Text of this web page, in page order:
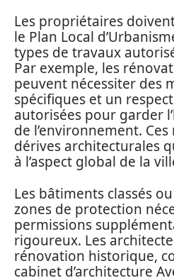
Les propriétaires
le Plan Local
types de travaux
Par exemple, les
peuvent nécessiter des
spécifiques et un
autorisées pour garder
de l’environnement.
dérives architecturales
à l’aspect global de la
Les bâtiments classés
zones de protection
permissions
rigoureux. Les
rénovation historique,
cabinet d’architecture